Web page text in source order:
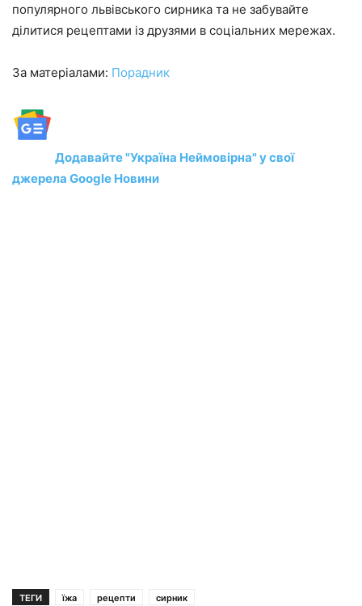
популярного львівського сирника та не забувайте
ділитися рецептами із друзями в соціальних мережах.
За матеріалами: Порадник
Додавайте "Україна Неймовірна" у свої
джерела Google Новини
ТЕГИ їжа рецепти сирник